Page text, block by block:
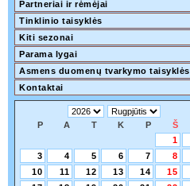
Partneriai ir rėmėjai
Tinklinio taisyklės
Kiti sezonai
Parama lygai
Asmens duomenų tvarkymo taisyklės
Kontaktai
P A T K P Š
1
3
4 5 6 7 8
10
11 12 13 14 15